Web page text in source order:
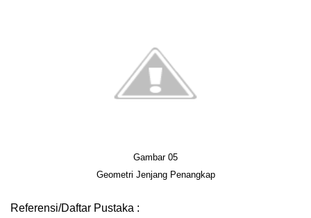
Gambar 05
Geometri Jenjang Penangkap
Referensi/Daftar Pustaka :